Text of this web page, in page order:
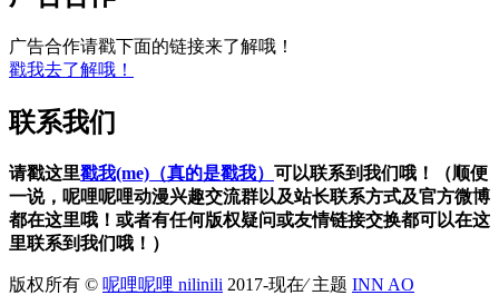
广告合作请戳下面的链接来了解哦！
戳我去了解哦！
联系我们
请戳这里戳我(me)（真的是戳我） 可以联系到我们哦！（顺便
一说，呢哩呢哩动漫兴趣交流群以及站长联系方式及官方微博
都在这里哦！或者有任何版权疑问或友情链接交换都可以在这
里联系到我们哦！）
版权所有 © 呢哩呢哩 nilinili 2017-现在⁄ 主题 INN AO